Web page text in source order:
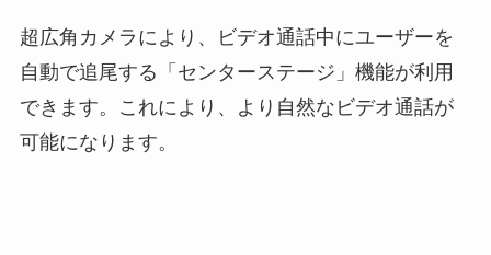
超広角カメラにより、ビデオ通話中にユーザーを
自動で追尾する「センターステージ」機能が利用
できます。これにより、より自然なビデオ通話が
可能になります。